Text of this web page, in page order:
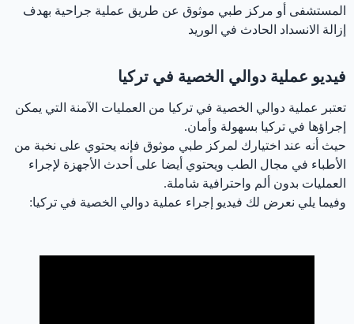
المستشفى أو مركز طبي موثوق عن طريق عملية جراحية بهدف
إزالة الانسداد الحادث في الوريد
فيديو عملية دوالي الخصية في تركيا
تعتبر عملية دوالي الخصية في تركيا من العمليات الآمنة التي يمكن
إجراؤها في تركيا بسهولة وأمان.
حيث أنه عند اختيارك لمركز طبي موثوق فإنه يحتوي على نخبة من
الأطباء في مجال الطب ويحتوي أيضا على أحدث الأجهزة لإجراء
العمليات بدون ألم واحترافية شاملة.
وفيما يلي نعرض لك فيديو إجراء عملية دوالي الخصية في تركيا: